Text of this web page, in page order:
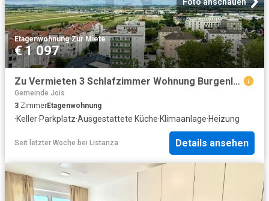
Etagenwohnung·Zur Miete
€ 1 097
Zu Vermieten 3 Schlafzimmer Wohnung Burgenland Burgenland DS104683895
Gemeinde Jois
3 ZimmerEtagenwohnung
·Keller·Parkplatz·Ausgestattete Küche·Klimaanlage·Heizung
Seit letzter Woche bei Listanza Details ansehen